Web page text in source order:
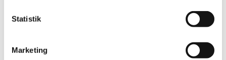
Statistik
Marketing